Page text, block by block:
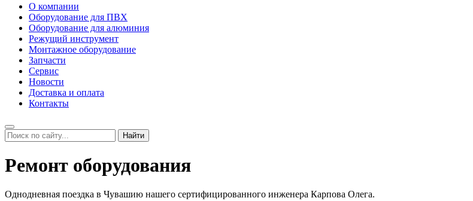
О компании
Оборудование для ПВХ
Оборудование для алюминия
Режущий инструмент
Монтажное оборудование
Запчасти
Сервис
Новости
Доставка и оплата
Контакты
Найти
Ремонт оборудования
Однодневная поездка в Чувашию нашего сертифицированного инженера Карпова Олега.